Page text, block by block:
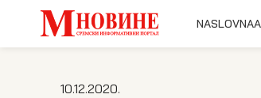
NASLOVNA
10.12.2020.